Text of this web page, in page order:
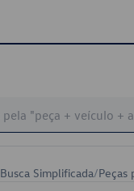
Busca Simplificada/Peças